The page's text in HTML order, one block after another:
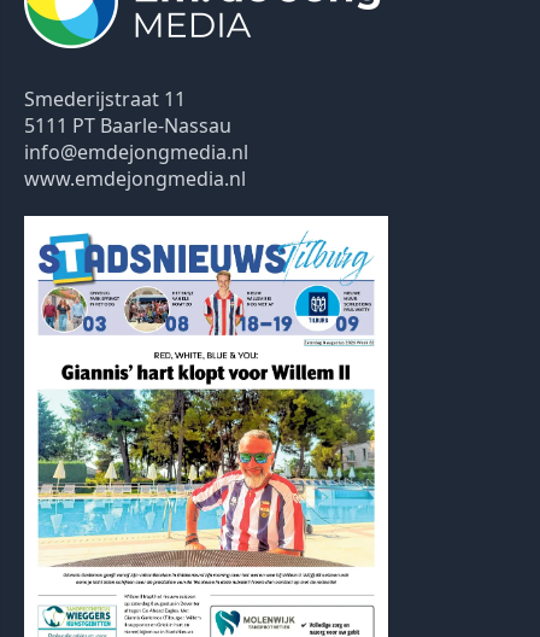
Smederijstraat 11
5111 PT Baarle-Nassau
info@emdejongmedia.nl
www.emdejongmedia.nl